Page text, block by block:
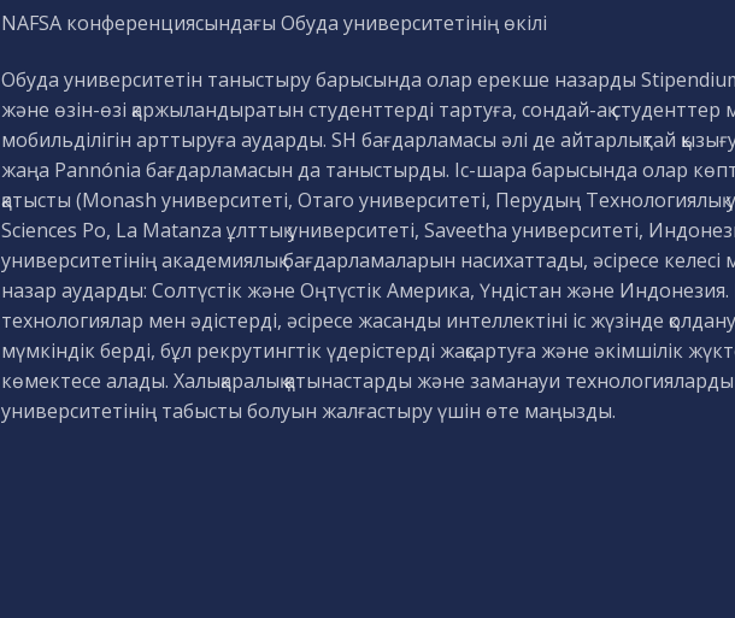
NAFSA конференциясындағы Обуда университетінің өкілі
Обуда университетін таныстыру барысында олар ерекше назарды
және өзін-өзі қаржыландыратын студенттерді тартуға, сондай-ақ
мобильділігін арттыруға аударды. SH бағдарламасы әлі де айтарлықтай
жаңа Pannónia бағдарламасын да таныстырды. Іс-шара барысында олар
қатысты (Monash университеті, Отаго университеті, Перудың Технологиялық
Sciences Po, La Matanza ұлттық университеті, Saveetha университеті,
университетінің академиялық бағдарламаларын насихаттады, әсіресе келесі
назар аударды: Солтүстік және Оңтүстік Америка, Үндістан және
технологиялар мен әдістерді, әсіресе жасанды интеллектіні іс жүзінде
мүмкіндік берді, бұл рекрутингтік үдерістерді жақсартуға және әкімшілік
көмектесе алады. Халықаралық қатынастарды және заманауи технологияларды
университетінің табысты болуын жалғастыру үшін өте маңызды.